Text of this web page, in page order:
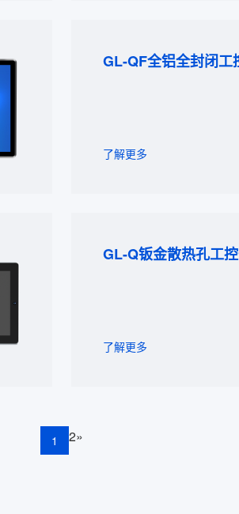
GL-QF全铝全封闭工
了解更多
GL-Q钣金散热孔工
了解更多
1 2»